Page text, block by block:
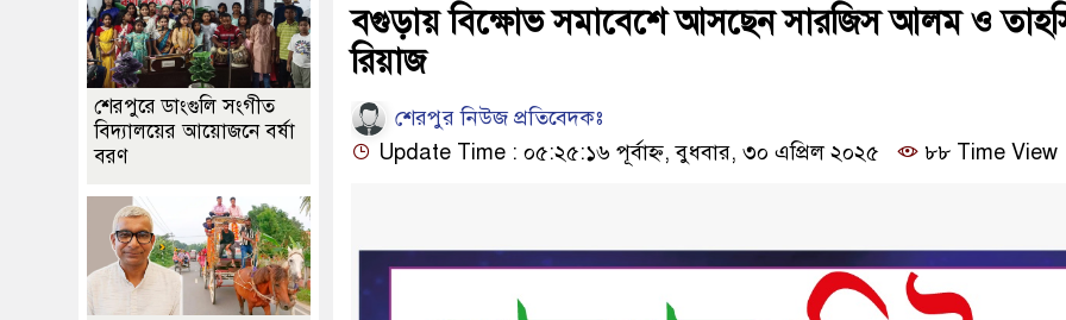
বগুড়ায় বিক্ষোভ সমাবেশে আসছেন সারজিস আলম ও
রিয়াজ
শেরপুর নিউজ প্রতিবেদকঃ
Update Time : ০৫:২৫:১৬ পূর্বাহ্ন, বুধবার, ৩০ এপ্রিল ২০২৫
৮৮ Time View
শেরপুরে ডাংগুলি সংগীত
বিদ্যালয়ের আয়োজনে বর্ষা
বরণ